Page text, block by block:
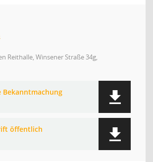
Reithalle, Winsener Straße 34g,
Bekanntmachung
öffentlich